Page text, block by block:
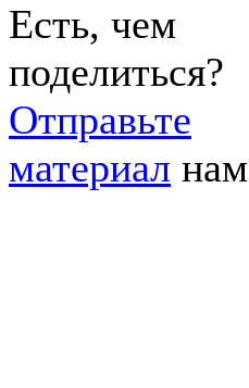
Есть, чем
поделиться?
Отправьте
материал нам